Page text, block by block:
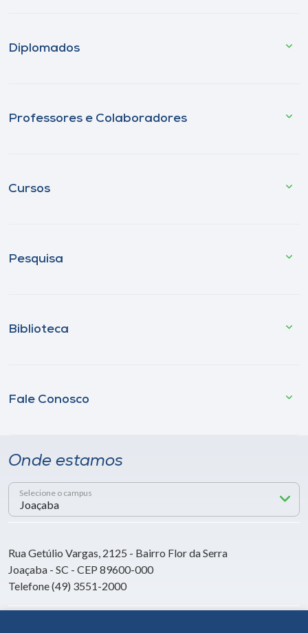
Diplomados
Professores e Colaboradores
Cursos
Pesquisa
Biblioteca
Fale Conosco
Onde estamos
Selecione o campus
Rua Getúlio Vargas, 2125 - Bairro Flor da Serra
Joaçaba - SC - CEP 89600-000
Telefone (49) 3551-2000